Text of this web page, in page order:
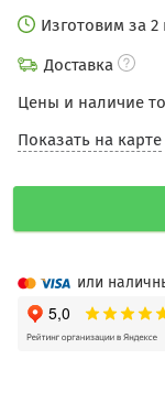
Изготовим за 2
Доставка
Цены и наличие
Показать на карте
или